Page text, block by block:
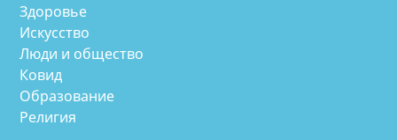
Здоровье
Искусство
Люди и общество
Ковид
Образование
Религия